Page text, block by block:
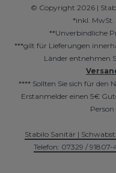
© Copyright 2026 |
*inkl. MwSt.
**Unverbindliche
***gilt für Lieferungen
Länder entnehmen
**** Sollten Sie sich für den
Erstanmelder einen 5€
Stabilo Sanitär |
Telefon: 07329 /